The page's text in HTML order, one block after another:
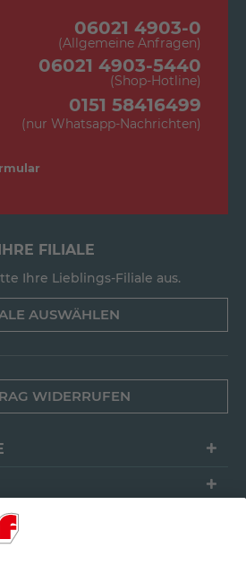
06021 4903-0
(Allgemeine Anfragen)
06021 4903-5440
(Shop-Hotline)
0151 58416499
(nur Whatsapp-Nachrichten)
FILIALE
Ihre Lieblings-Filiale aus.
AUSWÄHLEN
WIDERRUFEN